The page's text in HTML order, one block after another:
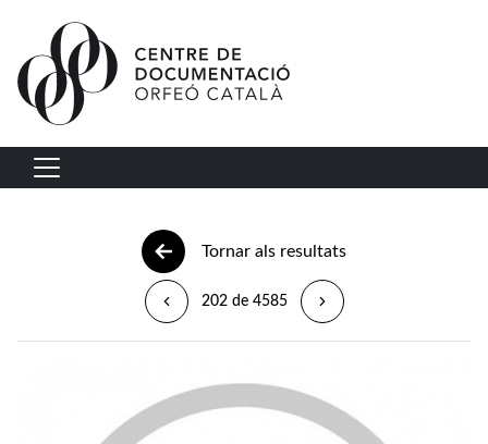
Vés al contingut
Navegació principal
Tornar als resultats
202 de 4585